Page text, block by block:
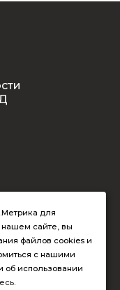
для
нашем сайте, вы
файлов cookies и
с нашими
об использовании
.